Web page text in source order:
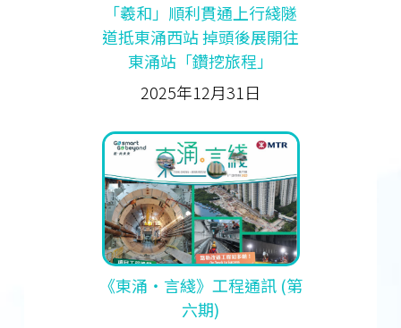
「羲和」順利貫通上行綫隧
道抵東涌西站 掉頭後展開往
東涌站「鑽挖旅程」
2025年12月31日
《東涌‧言綫》工程通訊 (第
六期)